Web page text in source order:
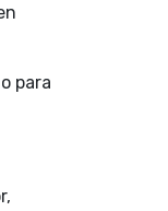
para